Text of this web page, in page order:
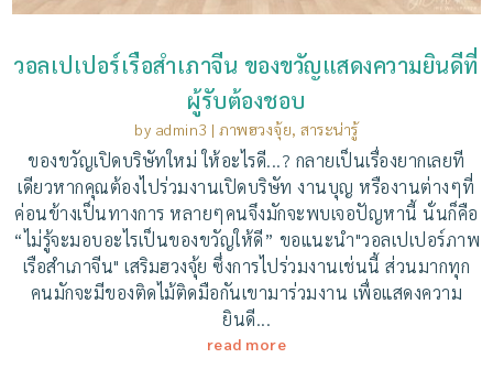
วอลเปเปอร์เรือสำเภาจีน ของขวัญแสดงความยินดีที่
ผู้รับต้องชอบ
by admin3 |ภาพฮวงจุ้ย,สาระน่ารู้
ของขวัญเปิดบริษัทใหม่ ให้อะไรดี...? กลายเป็นเรื่องยากเลยที
เดียวหากคุณต้องไปร่วมงานเปิดบริษัท งานบุญ หรืองานต่างๆที่
ค่อนข้างเป็นทางการ หลายๆคนจึงมักจะพบเจอปัญหานี้ นั่นก็คือ
“ไม่รู้จะมอบอะไรเป็นของขวัญให้ดี” ขอแนะนำ"วอลเปเปอร์ภาพ
เรือสำเภาจีน" เสริมฮวงจุ้ย ซึ่งการไปร่วมงานเช่นนี้ ส่วนมากทุก
คนมักจะมีของติดไม้ติดมือกันเขามาร่วมงาน เพื่อแสดงความ
ยินดี...
read more